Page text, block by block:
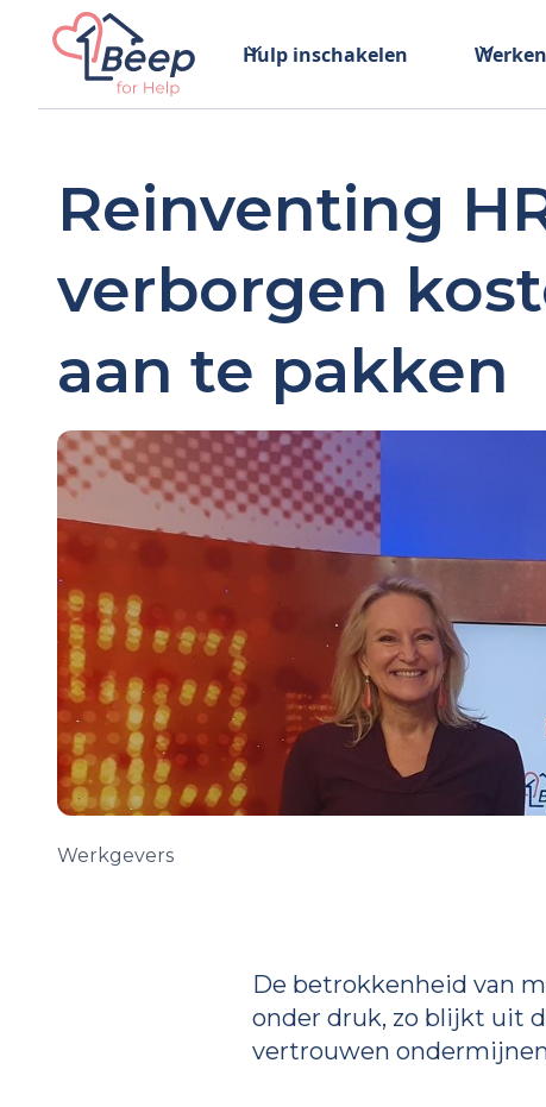
Hulp inschakelen
Reinventing
verborgen
aan te pakken
Werkgevers
De betrokkenheid van
onder druk, zo blijkt uit
vertrouwen